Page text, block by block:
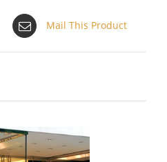
Mail This Product